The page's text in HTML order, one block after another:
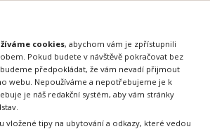
cookies, abychom vám je zpřístupnili
Pokud budete v návštěvě pokračovat bez
předpokládat, že vám nevadí přijmout
webu. Nepoužíváme a nepotřebujeme je k
je náš redakční systém, aby vám stránky
vložené tipy na ubytování a odkazy, které vedou